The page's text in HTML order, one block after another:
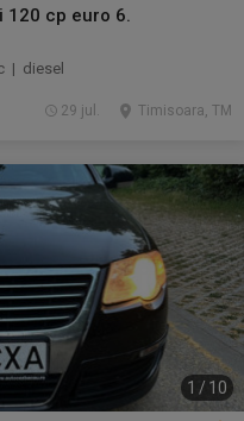
120 cp euro 6.
| diesel
Timisoara, TM
29 jul.
1 / 10